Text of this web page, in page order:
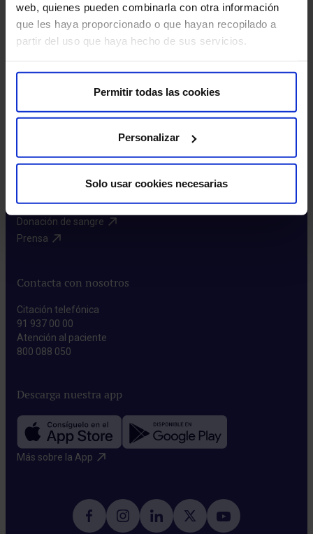
web, quienes pueden combinarla con otra información
que les haya proporcionado o que hayan recopilado a
partir del uso que haya hecho de sus servicios.
Permitir todas las cookies
Personalizar
Solo usar cookies necesarias
Fundación HM​
Centro Universitario CUHMED​
Instituto HM Hospitales​
HM CINAC​
Enlaces de interés
Aseguradoras y mutuas​
Preguntas frecuentes​
Donación de sangre​
Prensa​
Contacta con nosotros
Citación telefónica
91 937 00 00
Atención al paciente
800 088 050
Descarga nuestra app
Más sobre la App​